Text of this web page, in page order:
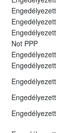
Engedélyezett
Engedélyezett
Engedélyezett
Not PPP
Engedélyezett
Engedélyezett
Engedélyezett
Engedélyezett
Engedélyezett